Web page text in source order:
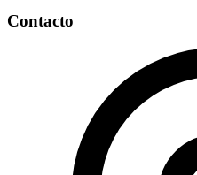
Contacto